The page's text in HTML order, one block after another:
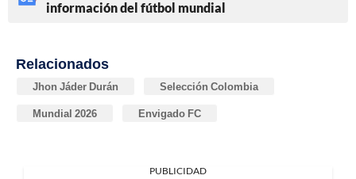
información del fútbol mundial
Relacionados
Jhon Jáder Durán Selección Colombia
Mundial 2026 Envigado FC
PUBLICIDAD